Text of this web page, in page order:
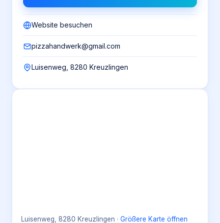
Website besuchen
pizzahandwerk@gmail.com
Luisenweg, 8280 Kreuzlingen
Luisenweg, 8280 Kreuzlingen · Größere Karte öffnen